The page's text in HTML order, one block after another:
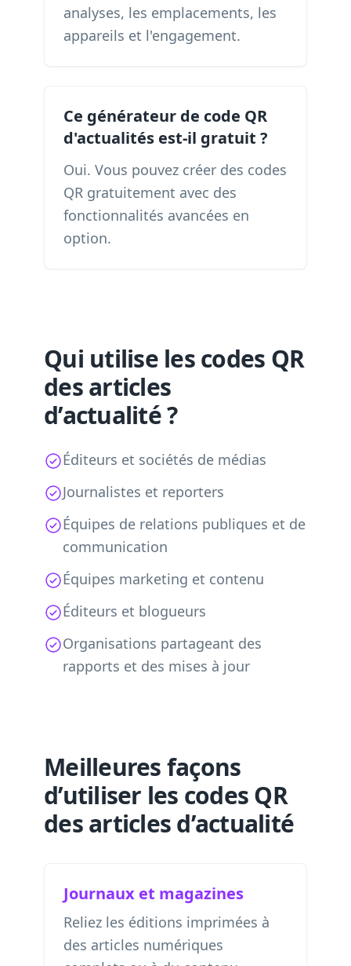
analyses, les emplacements, les
appareils et l'engagement.
Ce générateur de code QR
d'actualités est-il gratuit ?
Oui. Vous pouvez créer des codes
QR gratuitement avec des
fonctionnalités avancées en
option.
Qui utilise les codes QR
des articles
d’actualité ?
Éditeurs et sociétés de médias
Journalistes et reporters
Équipes de relations publiques et de
communication
Équipes marketing et contenu
Éditeurs et blogueurs
Organisations partageant des
rapports et des mises à jour
Meilleures façons
d’utiliser les codes QR
des articles d’actualité
Journaux et magazines
Reliez les éditions imprimées à
des articles numériques